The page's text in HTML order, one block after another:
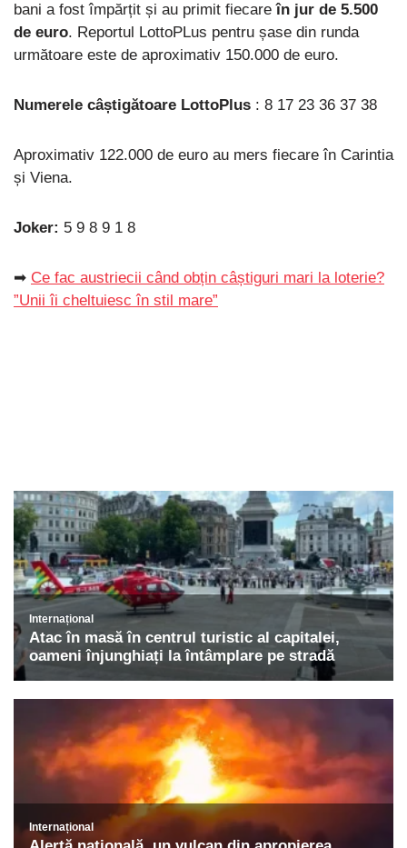
bani a fost împărțit și au primit fiecareîn jur de 5.500
de euro. Reportul LottoPLus pentru șase din runda
următoare este de aproximativ 150.000 de euro.
Numerele câștigătoare LottoPlus : 8 17 23 36 37 38
Aproximativ 122.000 de euro au mers fiecare în Carintia
și Viena.
Joker: 5 9 8 9 1 8
➡ Ce fac austriecii când obțin câștiguri mari la loterie?
”Unii îi cheltuiesc în stil mare”